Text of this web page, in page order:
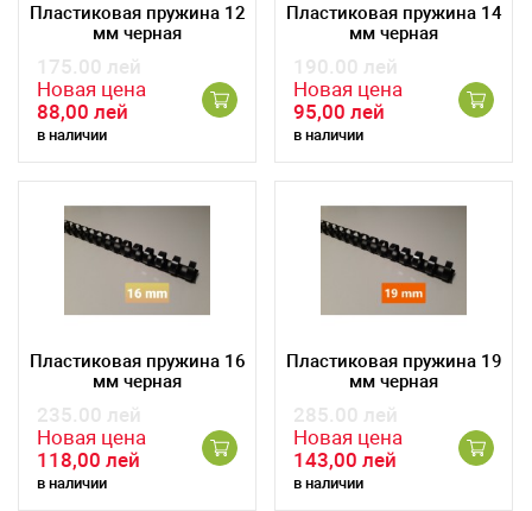
Пластиковая пружина 12
мм черная
175.00 лей
Новая цена
88,00 лей
в наличии
Пластиковая пружина 14
мм черная
190.00 лей
Новая цена
95,00 лей
в наличии
Пластиковая пружина 16
мм черная
235.00 лей
Новая цена
118,00 лей
в наличии
Пластиковая пружина 19
мм черная
285.00 лей
Новая цена
143,00 лей
в наличии